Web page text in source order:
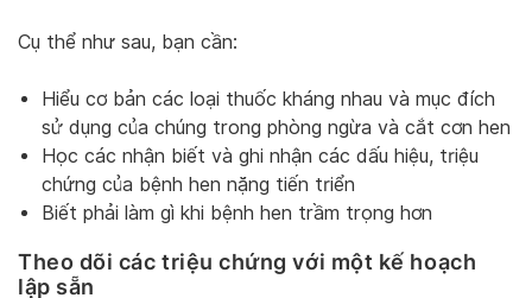
Cụ thể như sau, bạn cần:
Hiểu cơ bản các loại thuốc kháng nhau và mục đích
sử dụng của chúng trong phòng ngừa và cắt cơn hen
Học các nhận biết và ghi nhận các dấu hiệu, triệu
chứng của bệnh hen nặng tiến triển
Biết phải làm gì khi bệnh hen trầm trọng hơn
Theo dõi các triệu chứng với một kế hoạch
lập sẵn